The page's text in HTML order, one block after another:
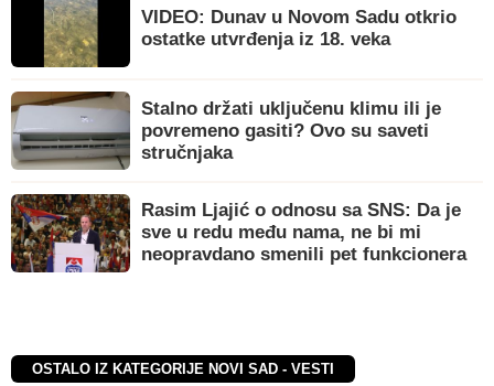
VIDEO: Dunav u Novom Sadu otkrio
ostatke utvrđenja iz 18. veka
Stalno držati uključenu klimu ili je
povremeno gasiti? Ovo su saveti
stručnjaka
Rasim Ljajić o odnosu sa SNS: Da je
sve u redu među nama, ne bi mi
neopravdano smenili pet funkcionera
OSTALO IZ KATEGORIJE NOVI SAD - VESTI